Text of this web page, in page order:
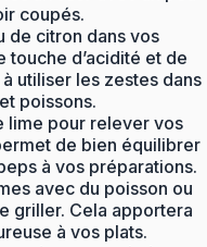
coupés.
de citron dans vos
touche d’acidité et de
utiliser les zestes dans
poissons.
lime pour relever vos
de bien équilibrer
à vos préparations.
avec du poisson ou
griller. Cela apportera
à vos plats.